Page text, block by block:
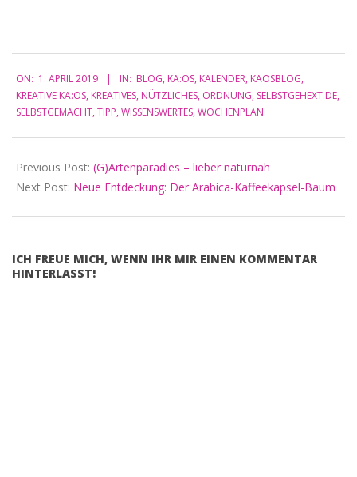
Frühlingsessig Estragon in
Essig Apfelringe und
Apfelchips (aus dem
Dörrgerät) Spargelzeit
Möhren-Orangen-Muffins
im Grünen Frohes an
frischen Frühlingskräutern
Hasentorte Hasenkuchen…
04-
01
ON: 1. APRIL 2019 IN: BLOG, KA:OS, KALENDER, KAOSBLOG,
KREATIVE KA:OS, KREATIVES, NÜTZLICHES, ORDNUNG, SELBSTGEHEXT.DE,
SELBSTGEMACHT, TIPP, WISSENSWERTES, WOCHENPLAN
Previous Post: (G)Artenparadies – lieber naturnah
Next Post: Neue Entdeckung: Der Arabica-Kaffeekapsel-Baum
ICH FREUE MICH, WENN IHR MIR EINEN KOMMENTAR
HINTERLASST!